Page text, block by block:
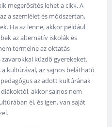
megerősítés lehet a cikk. A
a szemlélet és módszertan,
Ha az lenne, akkor például
az alternatív iskolák és
termelne az oktatás
küzdő gyerekeket.
kultúrával, az sajnos belátható
az adott kultúrának
akkor sajnos nem
él, és igen, van saját